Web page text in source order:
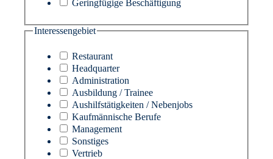
Geringfügige Beschäftigung
Interessengebiet
Restaurant
Headquarter
Administration
Ausbildung / Trainee
Aushilfstätigkeiten / Nebenjobs
Kaufmännische Berufe
Management
Sonstiges
Vertrieb